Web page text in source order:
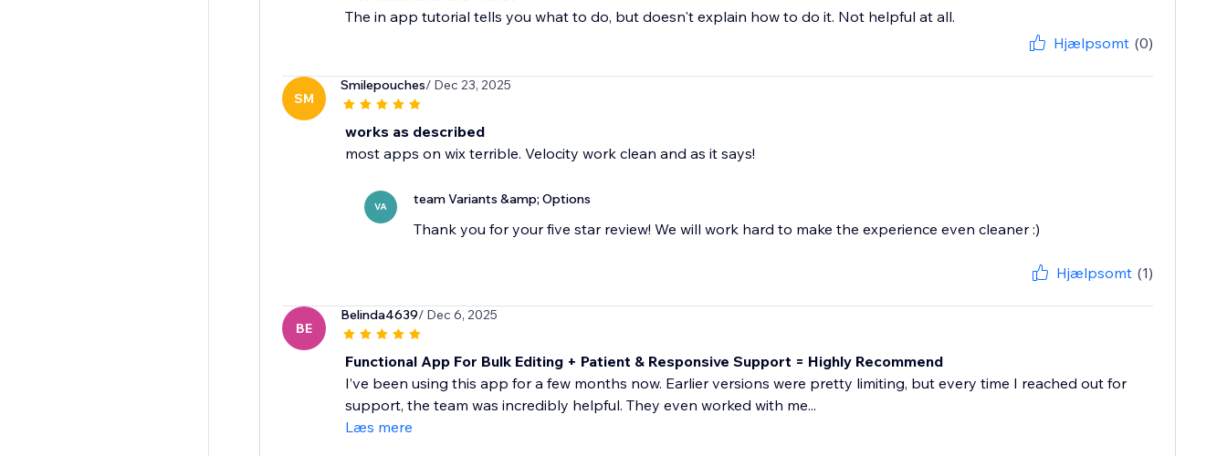
The in app tutorial tells you what to do, but doesn't explain how to do it. Not helpful at all.
Hjælpsomt (0)
SM
Smilepouches/ Dec 23, 2025
works as described
most apps on wix terrible. Velocity work clean and as it says!
VA team Variants &amp; Options
Thank you for your five star review! We will work hard to make the experience even cleaner :)
Hjælpsomt (1)
BE
Belinda4639/ Dec 6, 2025
Functional App For Bulk Editing + Patient & Responsive Support = Highly Recommend
I’ve been using this app for a few months now. Earlier versions were pretty limiting, but every time I reached out for
support, the team was incredibly helpful. They even worked with me...
Læs mere